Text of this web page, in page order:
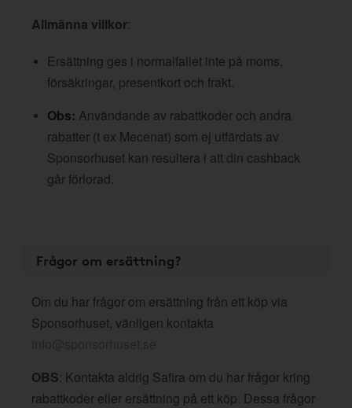
Allmänna villkor:
Ersättning ges i normalfallet inte på moms,
försäkringar, presentkort och frakt.
Obs: Användande av rabattkoder och andra
rabatter (t ex Mecenat) som ej utfärdats av
Sponsorhuset kan resultera i att din cashback
går förlorad.
Frågor om ersättning?
Om du har frågor om ersättning från ett köp via
Sponsorhuset, vänligen kontakta
info@sponsorhuset.se
OBS: Kontakta aldrig Safira om du har frågor kring
rabattkoder eller ersättning på ett köp. Dessa frågor